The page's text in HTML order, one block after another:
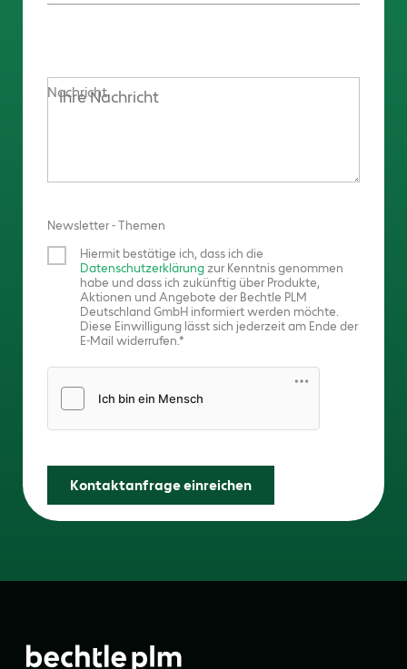
Nachricht
Newsletter - Themen
Hiermit bestätige ich, dass ich die
Datenschutzerklärungzur Kenntnis genommen
habe und dass ich zukünftig über Produkte,
Aktionen und Angebote der Bechtle PLM
Deutschland GmbH informiert werden möchte.
Diese Einwilligung lässt sich jederzeit am Ende der
E-Mail widerrufen.
Kontaktanfrage einreichen